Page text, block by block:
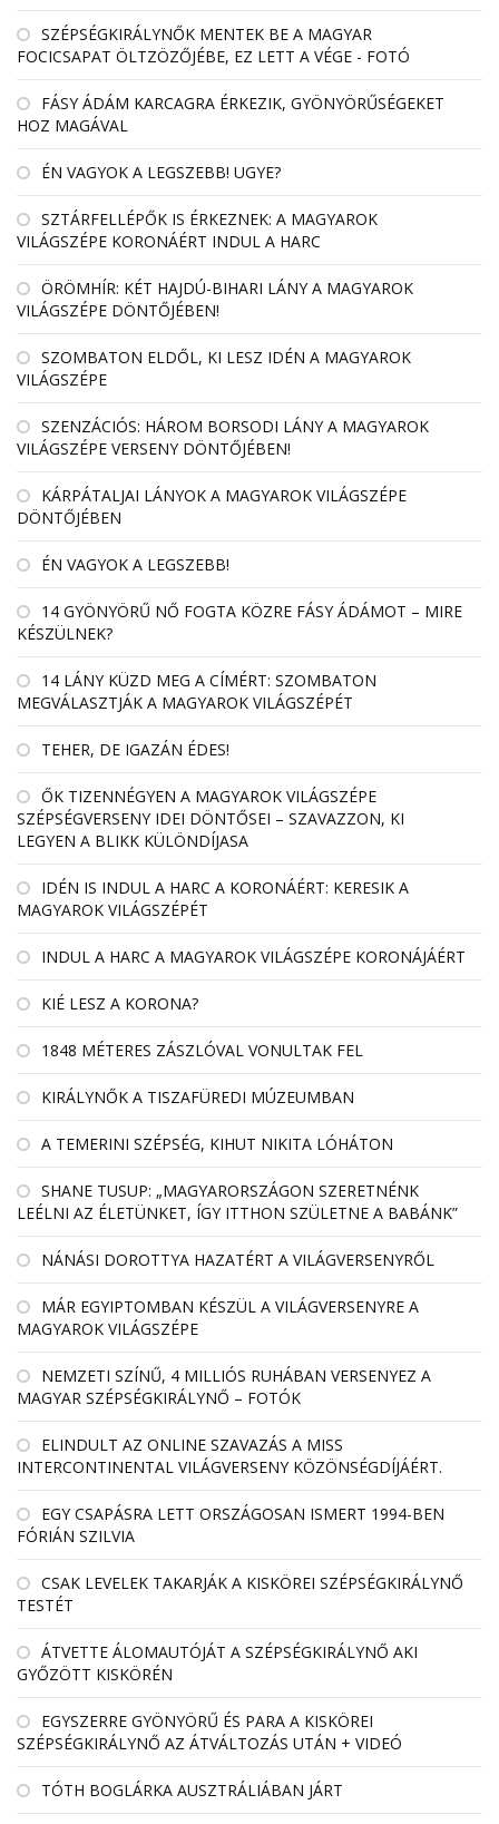
SZÉPSÉGKIRÁLYNŐK MENTEK BE A MAGYAR
FOCICSAPAT ÖLTZÖZŐJÉBE, EZ LETT A VÉGE - FOTÓ
FÁSY ÁDÁM KARCAGRA ÉRKEZIK, GYÖNYÖRŰSÉGEKET
HOZ MAGÁVAL
ÉN VAGYOK A LEGSZEBB! UGYE?
SZTÁRFELLÉPŐK IS ÉRKEZNEK: A MAGYAROK
VILÁGSZÉPE KORONÁÉRT INDUL A HARC
ÖRÖMHÍR: KÉT HAJDÚ-BIHARI LÁNY A MAGYAROK
VILÁGSZÉPE DÖNTŐJÉBEN!
SZOMBATON ELDŐL, KI LESZ IDÉN A MAGYAROK
VILÁGSZÉPE
SZENZÁCIÓS: HÁROM BORSODI LÁNY A MAGYAROK
VILÁGSZÉPE VERSENY DÖNTŐJÉBEN!
KÁRPÁTALJAI LÁNYOK A MAGYAROK VILÁGSZÉPE
DÖNTŐJÉBEN
ÉN VAGYOK A LEGSZEBB!
14 GYÖNYÖRŰ NŐ FOGTA KÖZRE FÁSY ÁDÁMOT – MIRE
KÉSZÜLNEK?
14 LÁNY KÜZD MEG A CÍMÉRT: SZOMBATON
MEGVÁLASZTJÁK A MAGYAROK VILÁGSZÉPÉT
TEHER, DE IGAZÁN ÉDES!
ŐK TIZENNÉGYEN A MAGYAROK VILÁGSZÉPE
SZÉPSÉGVERSENY IDEI DÖNTŐSEI – SZAVAZZON, KI
LEGYEN A BLIKK KÜLÖNDÍJASA
IDÉN IS INDUL A HARC A KORONÁÉRT: KERESIK A
MAGYAROK VILÁGSZÉPÉT
INDUL A HARC A MAGYAROK VILÁGSZÉPE KORONÁJÁÉRT
KIÉ LESZ A KORONA?
1848 MÉTERES ZÁSZLÓVAL VONULTAK FEL
KIRÁLYNŐK A TISZAFÜREDI MÚZEUMBAN
A TEMERINI SZÉPSÉG, KIHUT NIKITA LÓHÁTON
SHANE TUSUP: „MAGYARORSZÁGON SZERETNÉNK
LEÉLNI AZ ÉLETÜNKET, ÍGY ITTHON SZÜLETNE A BABÁNK”
NÁNÁSI DOROTTYA HAZATÉRT A VILÁGVERSENYRŐL
MÁR EGYIPTOMBAN KÉSZÜL A VILÁGVERSENYRE A
MAGYAROK VILÁGSZÉPE
NEMZETI SZÍNŰ, 4 MILLIÓS RUHÁBAN VERSENYEZ A
MAGYAR SZÉPSÉGKIRÁLYNŐ – FOTÓK
ELINDULT AZ ONLINE SZAVAZÁS A MISS
INTERCONTINENTAL VILÁGVERSENY KÖZÖNSÉGDÍJÁÉRT.
EGY CSAPÁSRA LETT ORSZÁGOSAN ISMERT 1994-BEN
FÓRIÁN SZILVIA
CSAK LEVELEK TAKARJÁK A KISKÖREI SZÉPSÉGKIRÁLYNŐ
TESTÉT
ÁTVETTE ÁLOMAUTÓJÁT A SZÉPSÉGKIRÁLYNŐ AKI
GYŐZÖTT KISKÖRÉN
EGYSZERRE GYÖNYÖRŰ ÉS PARA A KISKÖREI
SZÉPSÉGKIRÁLYNŐ AZ ÁTVÁLTOZÁS UTÁN + VIDEÓ
TÓTH BOGLÁRKA AUSZTRÁLIÁBAN JÁRT